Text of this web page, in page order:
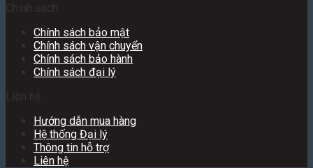
Chính sách
Chính sách bảo mật
Chính sách vận chuyển
Chính sách bảo hành
Chính sách đại lý
Liên hệ
Hướng dẫn mua hàng
Hệ thống Đại lý
Thông tin hỗ trợ
Liên hệ